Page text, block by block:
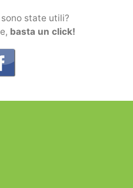
state utili?
basta un click!